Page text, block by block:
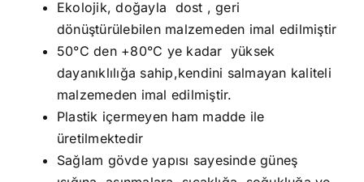
Ekolojik, doğayla dost , geri
dönüştürülebilen malzemeden imal edilmiştir
50°C den +80°C ye kadar yüksek
dayanıklılığa sahip,kendini salmayan kaliteli
malzemeden imal edilmiştir.
Plastik içermeyen ham madde ile
üretilmektedir
Sağlam gövde yapısı sayesinde güneş